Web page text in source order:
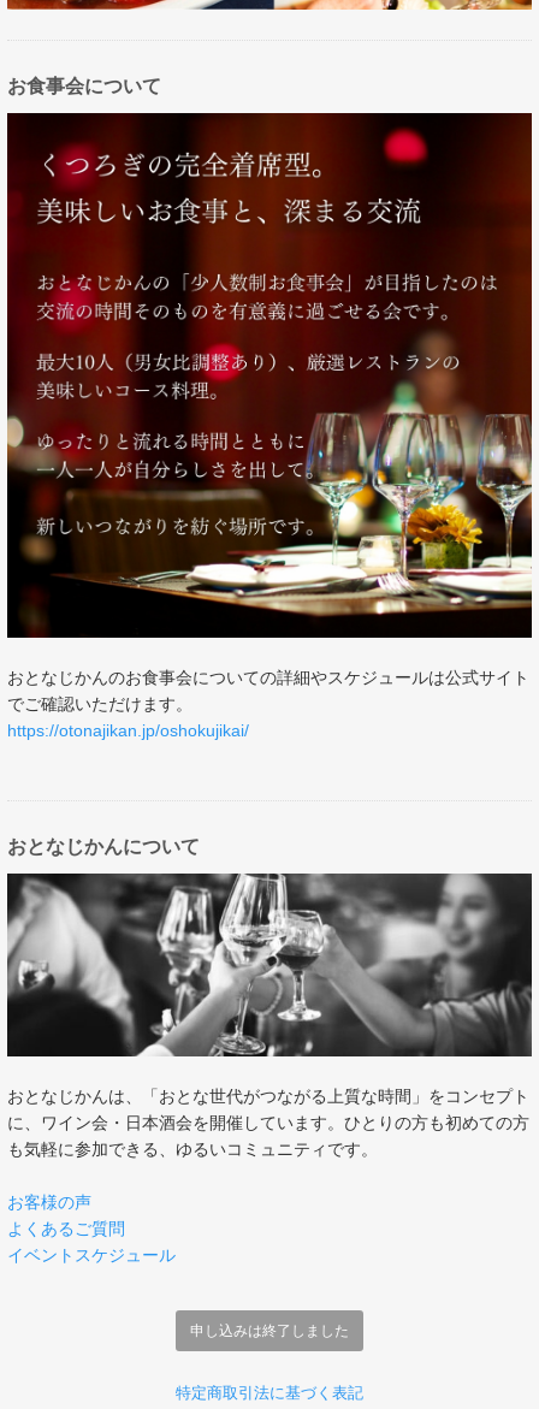
お食事会について
おとなじかんのお食事会についての詳細やスケジュールは公式サイト
でご確認いただけます。
https://otonajikan.jp/oshokujikai/
おとなじかんについて
おとなじかんは、「おとな世代がつながる上質な時間」をコンセプト
に、ワイン会・日本酒会を開催しています。ひとりの方も初めての方
も気軽に参加できる、ゆるいコミュニティです。
お客様の声
よくあるご質問
イベントスケジュール
申し込みは終了しました
特定商取引法に基づく表記